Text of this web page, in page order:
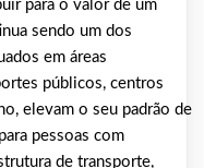
para o valor de um
sendo um dos
em áreas
públicos, centros
elevam o seu padrão de
pessoas com
de transporte,